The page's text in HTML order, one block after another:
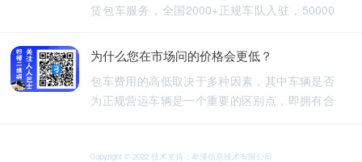
赁包车服务，全国2000+正规车队入驻，50000
行更安全
为什么您在市场问的价格会更低？
包车费用的高低取决于多种因素，其中车辆是否
为正规营运车辆是一个重要的区别点，即拥有合
可能会提供较低的包车费用，因为它们不需要承
Copyright © 2022 技术支持：牟溪信息技术有限公司